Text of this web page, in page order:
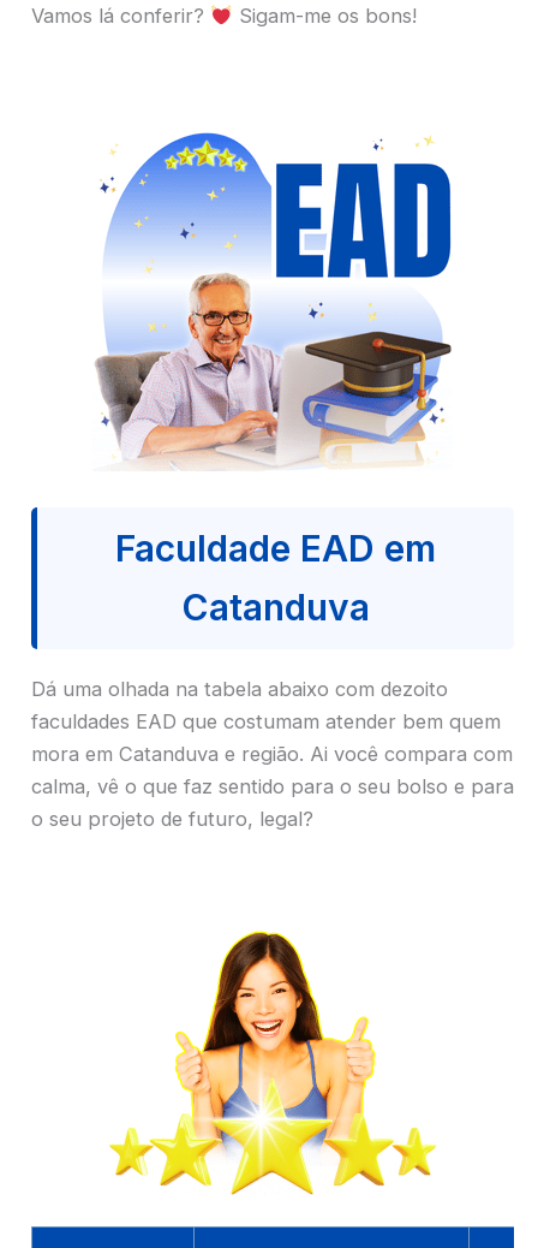
Vamos lá conferir? Sigam-me os bons!
Faculdade EAD em
Catanduva
Dá uma olhada na tabela abaixo com dezoito
faculdades EAD que costumam atender bem quem
mora em Catanduva e região. Ai você compara com
calma, vê o que faz sentido para o seu bolso e para
o seu projeto de futuro, legal?